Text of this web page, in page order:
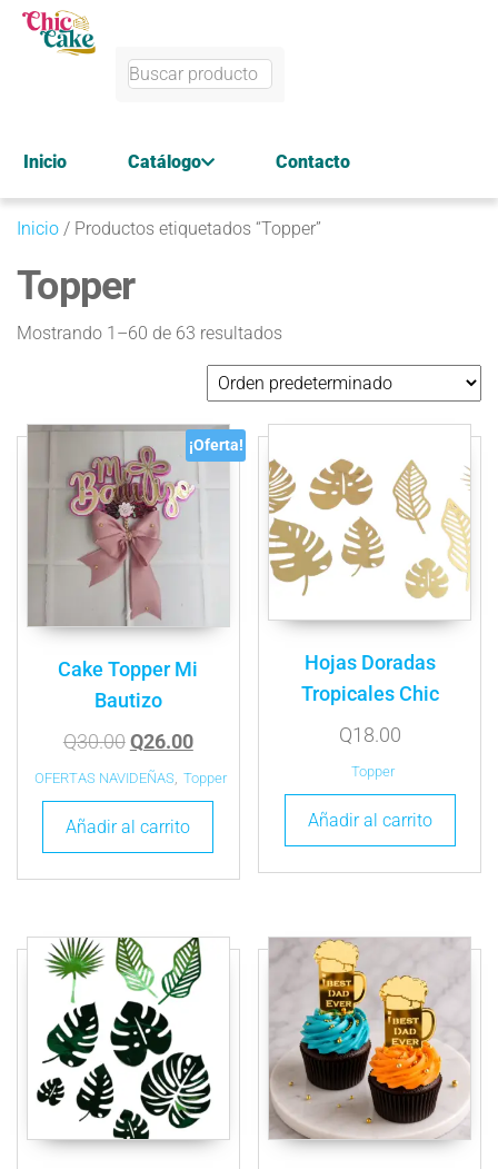
Inicio Catálogo Contacto
Inicio / Productos etiquetados “Topper”
Topper
Mostrando 1–60 de 63 resultados
¡Oferta!
Cake Topper Mi
Bautizo
Q30.00Q26.00
OFERTAS NAVIDEÑAS Topper
Añadir al carrito
Hojas Doradas
Tropicales Chic
Q18.00
Topper
Añadir al carrito